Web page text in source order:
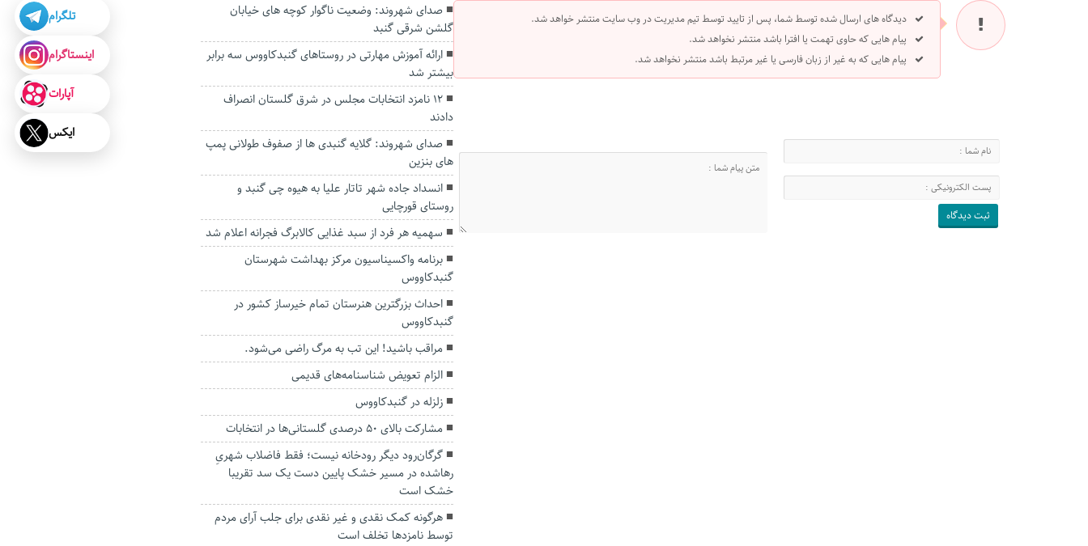
دیدگاه های ارسال شده توسط شما، پس از تایید توسط تیم مدیریت در وب سایت منتشر خواهد شد.
پیام هایی که حاوی تهمت یا افترا باشد منتشر نخواهد شد.
پیام هایی که به غیر از زبان فارسی یا غیر مرتبط باشد منتشر نخواهد شد.
صدای شهروند: وضعیت ناگوار کوچه های خیابان
گلشن شرقی گنبد
ارائه آموزش‌ مهارتی در روستاهای گنبدکاووس سه برابر
بیشتر شد
۱۲ نامزد انتخابات مجلس در شرق گلستان انصراف
دادند
صدای شهروند: گلایه گنبدی ها از صفوف طولانی پمپ
های بنزین
انسداد جاده شهر تاتار علیا به هیوه چی گنبد و
روستای قورچایی
سهمیه هر فرد از سبد غذایی کالابرگ فجرانه اعلام شد
برنامه واکسیناسیون مرکز بهداشت شهرستان
گنبدکاووس
احداث بزرگترین هنرستان تمام خیرساز کشور در
گنبدکاووس
مراقب باشید! این تب به مرگ راضی می‌شود.
الزام تعویض شناسنامه‌های قدیمی
زلزله در گنبدکاووس
مشارکت بالای ۵۰ درصدی گلستانی‌ها در انتخابات
گرگان‌رود دیگر رودخانه نیست؛ فقط فاضلاب شهریِ
رهاشده در مسیر خشک پایین دست یک سد تقریبا
خشک است
هرگونه کمک نقدی و غیر نقدی برای جلب آرای مردم
توسط نامزد‌ها تخلف است
تلگرام
اینستاگرام
آپارات
ایکس